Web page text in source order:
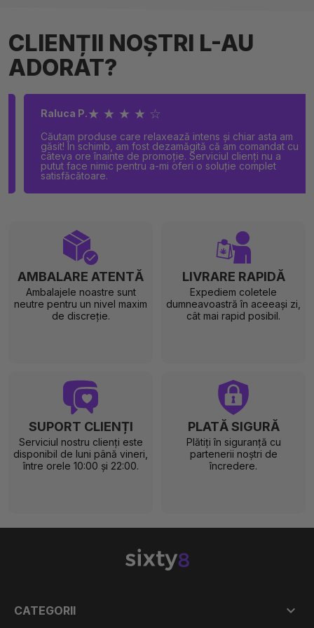
CLIENȚII NOȘTRI L-AU
ADORAT?
Raluca P.★ ★ ★ ★ ☆
Căutam produse care relaxează intens și chiar asta am
găsit! În schimb, am fost dezamăgită că am comandat cu
câteva ore înainte de promoție. Serviciul clienți nu a
putut face nimic pentru a-mi oferi o soluție complet
satisfăcătoare.
AMBALARE ATENTĂ
Ambalajele noastre sunt
neutre pentru un nivel maxim
de discreție.
LIVRARE RAPIDĂ
Expediem coletele
dumneavoastră în aceeași zi,
cât mai rapid posibil.
SUPORT CLIENȚI
Serviciul nostru clienți este
disponibil de luni până vineri,
între orele 10:00 și 22:00.
PLATĂ SIGURĂ
Plătiți în siguranță cu
partenerii noștri de
încredere.
CATEGORII 